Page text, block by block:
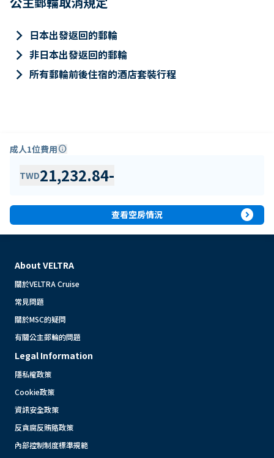
keyboard_arrow_right 日本出發返回的郵輪
keyboard_arrow_right 非日本出發返回的郵輪
keyboard_arrow_right 所有郵輪前後住宿的酒店套裝行程
成人1位費用info
TWD21,232.84-
查看空房情況 expand_circle_right
About VELTRA
關於VELTRA Cruise
常見問題
關於MSC的疑問
有關公主郵輪的問題
Legal Information
隱私權政策
Cookie政策
資訊安全政策
反貪腐反賄賂政策
內部控制制度標準規範